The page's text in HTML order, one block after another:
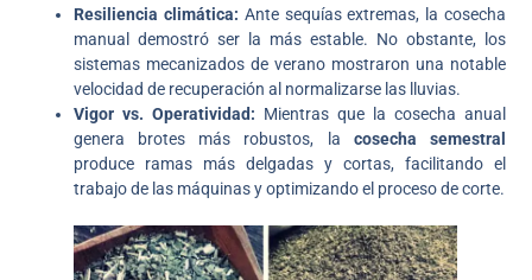
Resiliencia climática: Ante sequías extremas, la cosecha
manual demostró ser la más estable. No obstante, los
sistemas mecanizados de verano mostraron una notable
velocidad de recuperación al normalizarse las lluvias.
Vigor vs. Operatividad: Mientras que la cosecha anual
genera brotes más robustos, la cosecha semestral
produce ramas más delgadas y cortas, facilitando el
trabajo de las máquinas y optimizando el proceso de corte.